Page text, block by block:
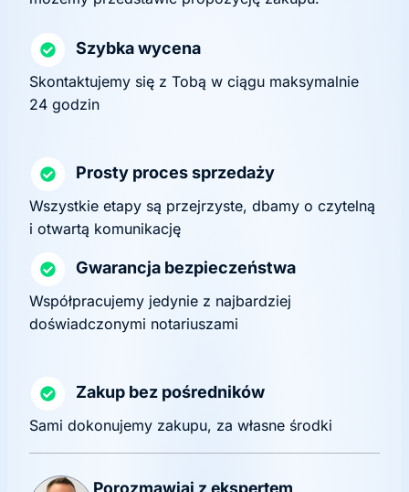
Szybka wycena
Skontaktujemy się z Tobą w ciągu maksymalnie
24 godzin
Prosty proces sprzedaży
Wszystkie etapy są przejrzyste, dbamy o czytelną
i otwartą komunikację
Gwarancja bezpieczeństwa
Współpracujemy jedynie z najbardziej
doświadczonymi notariuszami
Zakup bez pośredników
Sami dokonujemy zakupu, za własne środki
Porozmawiaj z ekspertem